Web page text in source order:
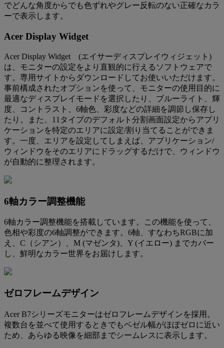
でどんな角度からでも色ずれやグレー反転のない正確なカラ
ーで表示します。
Acer Display Widget
Acer Display Widget (エイサーディスプレイウィジェット)
は、モニターの設定をより直観的に行えるソフトウェアで
す。専用サイトからダウンロードしてお使いいただけます。
事前構成されたオプションを使って、モニターの使用目的に
最適なディスプレイモードを選択したり、ブルーライト、輝
度、コントラスト、6軸色、彩度などの詳細を調節し保存し
たり。また、11タイプのデフォルト分割画面設定からアプリ
ケーションを特定のエリアに設定/割り当てることができま
す。一度、エリアを設定してしまえば、アプリケーション/
ウィンドウをそのエリアにドラッグするだけで、ウィンドウ
が自動的に整理されます。
6軸カラー調整機能
6軸カラー調整機能を搭載しています。この機能を使って、
色相や彩度の6軸調整ができます。6軸、すなわちRGBに加
え、C（シアン）、M (マゼンタ)、Y (イエロー) までカバー
し、鮮明なカラー世界をお届けします。
ゼロフレームデザイン
Acer B7シリーズモニターはゼロフレームデザインを採用。
複数台を並べて使用するときでもベゼル幅がほぼゼロに近い
ため、あらゆる映像を細部までシームレスに表示します。